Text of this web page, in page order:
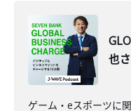
也
ゲーム・eスポーツに